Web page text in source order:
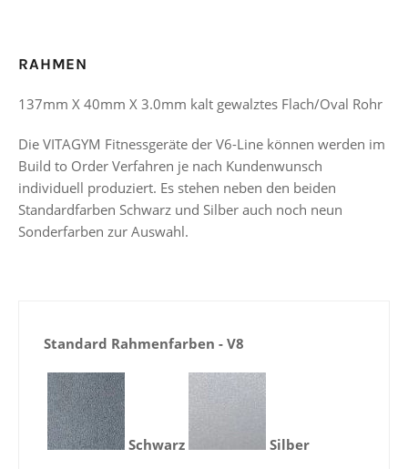
RAHMEN
137mm X 40mm X 3.0mm kalt gewalztes Flach/Oval Rohr
Die VITAGYM Fitnessgeräte der V6-Line können werden im
Build to Order Verfahren je nach Kundenwunsch
individuell produziert. Es stehen neben den beiden
Standardfarben Schwarz und Silber auch noch neun
Sonderfarben zur Auswahl.
Standard Rahmenfarben - V8
Schwarz Silber